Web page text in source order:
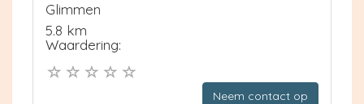
Glimmen
5.8 km
Waardering:
Neem contact op